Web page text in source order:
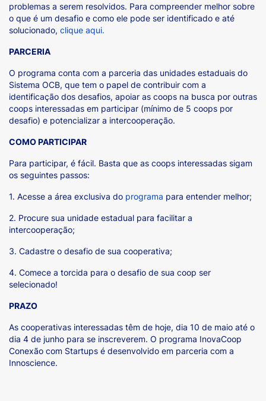
problemas a serem resolvidos. Para compreender melhor sobre
o que é um desafio e como ele pode ser identificado e até
solucionado, clique aqui.
PARCERIA
O programa conta com a parceria das unidades estaduais do
Sistema OCB, que tem o papel de contribuir com a
identificação dos desafios, apoiar as coops na busca por outras
coops interessadas em participar (mínimo de 5 coops por
desafio) e potencializar a intercooperação.
COMO PARTICIPAR
Para participar, é fácil. Basta que as coops interessadas sigam
os seguintes passos:
1. Acesse a área exclusiva do programa para entender melhor;
2. Procure sua unidade estadual para facilitar a
intercooperação;
3. Cadastre o desafio de sua cooperativa;
4. Comece a torcida para o desafio de sua coop ser
selecionado!
PRAZO
As cooperativas interessadas têm de hoje, dia 10 de maio até o
dia 4 de junho para se inscreverem. O programa InovaCoop
Conexão com Startups é desenvolvido em parceria com a
Innoscience.